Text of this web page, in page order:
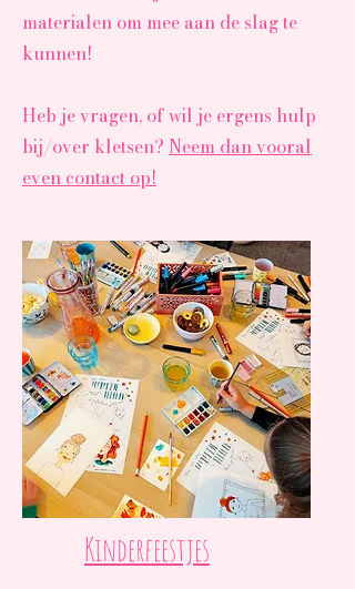
materialen om mee aan de slag te
kunnen!
Heb je vragen, of wil je ergens hulp
bij/over kletsen? Neem dan vooral
even contact op!
Kinderfeestjes